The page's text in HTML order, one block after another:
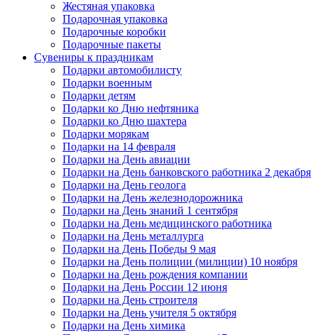
Жестяная упаковка
Подарочная упаковка
Подарочные коробки
Подарочные пакеты
Сувениры к праздникам
Подарки автомобилисту
Подарки военным
Подарки детям
Подарки ко Дню нефтяника
Подарки ко Дню шахтера
Подарки морякам
Подарки на 14 февраля
Подарки на День авиации
Подарки на День банковского работника 2 декабря
Подарки на День геолога
Подарки на День железнодорожника
Подарки на День знаний 1 сентября
Подарки на День медицинского работника
Подарки на День металлурга
Подарки на День Победы 9 мая
Подарки на День полиции (милиции) 10 ноября
Подарки на День рождения компании
Подарки на День России 12 июня
Подарки на День строителя
Подарки на День учителя 5 октября
Подарки на День химика